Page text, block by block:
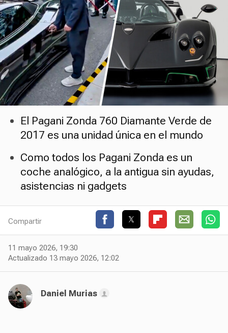
El Pagani Zonda 760 Diamante Verde de
2017 es una unidad única en el mundo
Como todos los Pagani Zonda es un
coche analógico, a la antigua sin ayudas,
asistencias ni gadgets
Compartir
11 mayo 2026, 19:30
Actualizado 13 mayo 2026, 12:02
Daniel Murias